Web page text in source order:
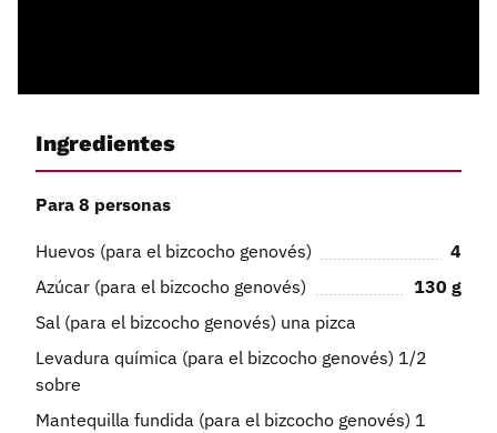
Ingredientes
Para 8 personas
Huevos (para el bizcocho genovés)
4
Azúcar (para el bizcocho genovés)
130 g
Sal (para el bizcocho genovés) una pizca
Levadura química (para el bizcocho genovés) 1/2
sobre
Mantequilla fundida (para el bizcocho genovés) 1